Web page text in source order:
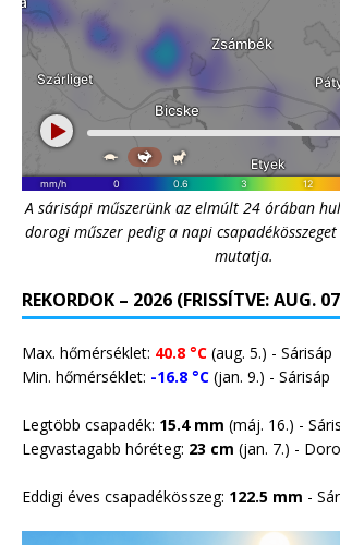
A sárisápi műszerünk az elmúlt 24 órában
dorogi műszer pedig a napi
mutatja.
REKORDOK – 2026 (FRISSÍTVE: AUG.
Max. hőmérséklet: 40.8 °C (aug. 5.) - Sárisáp
Min. hőmérséklet: -16.8 °C (jan. 9.) - Sárisáp
Legtöbb csapadék: 15.4 mm (máj. 16.) -
Legvastagabb hóréteg: 23 cm (jan. 7.) -
Eddigi éves csapadékösszeg: 122.5 mm -